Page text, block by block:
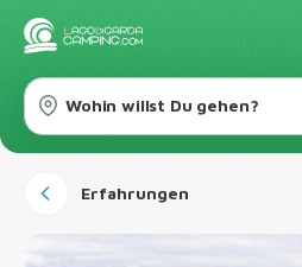
Wohin willst Du gehen?
Erfahrungen